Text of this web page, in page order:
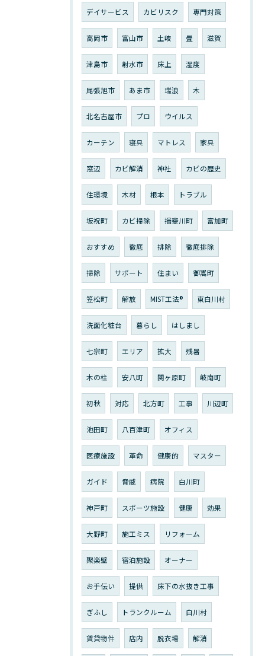
デイサービス カビリスク 専門対策
高岡市 富山市 土岐 畳 滋賀
津島市 射水市 床上 湿度
尾張旭市 あま市 瑞浪 木
北名古屋市 プロ ウイルス
カーテン 寝具 マトレス 家具
窓辺 カビ解消 神社 カビの歴史
住環境 木材 根本 トラブル
坂祝町 カビ掃除 揖斐川町 富加町
おすすめ 徹底 排除 徹底排除
掃除 サポート 住まい 御嵩町
笠松町 解放 MIST工法®︎ 東白川村
洗面化粧台 暮らし はしまし
七宗町 エリア 拡大 残暑
木の柱 安八町 関ヶ原町 岐南町
初秋 対応 北方町 工事 川辺町
池田町 八百津町 オフィス
医療施設 革命 健康的 マスター
ガイド 脅威 病院 白川町
神戸町 スポーツ施設 健康 効果
大野町 施工ミス リフォーム
聚楽壁 宿泊施設 オーナー
お手伝い 提供 床下の水抜き工事
ぎふし トランクルーム 白川村
賃貸物件 店内 脱衣場 解消